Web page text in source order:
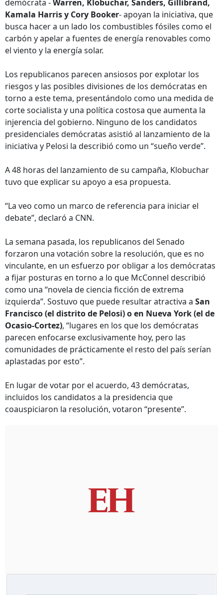
demócrata -Warren, Klobuchar, Sanders, Gillibrand,
Kamala Harris y Cory Booker- apoyan la iniciativa, que
busca hacer a un lado los combustibles fósiles como el
carbón y apelar a fuentes de energía renovables como
el viento y la energía solar.
Los republicanos parecen ansiosos por explotar los
riesgos y las posibles divisiones de los demócratas en
torno a este tema, presentándolo como una medida de
corte socialista y una política costosa que aumenta la
injerencia del gobierno. Ninguno de los candidatos
presidenciales demócratas asistió al lanzamiento de la
iniciativa y Pelosi la describió como un “sueño verde”.
A 48 horas del lanzamiento de su campaña, Klobuchar
tuvo que explicar su apoyo a esa propuesta.
“La veo como un marco de referencia para iniciar el
debate”, declaró a CNN.
La semana pasada, los republicanos del Senado
forzaron una votación sobre la resolución, que es no
vinculante, en un esfuerzo por obligar a los demócratas
a fijar posturas en torno a lo que McConnel describió
como una “novela de ciencia ficción de extrema
izquierda”. Sostuvo que puede resultar atractiva a San
Francisco (el distrito de Pelosi) o en Nueva York (el de
Ocasio-Cortez), “lugares en los que los demócratas
parecen enfocarse exclusivamente hoy, pero las
comunidades de prácticamente el resto del país serían
aplastadas por esto”.
En lugar de votar por el acuerdo, 43 demócratas,
incluidos los candidatos a la presidencia que
coauspiciaron la resolución, votaron “presente”.